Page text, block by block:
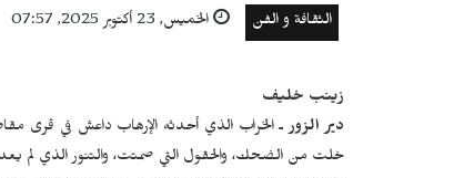
الثقافة و الفن الخميس, 23 أكتوبر 2025, 07:57
زينب خليف
دير الزور ـ الخراب الذي أحدثه الإرهاب داعش في قرى
خلت من الضحك، والحقول التي صمتت، والتنور الذي لم